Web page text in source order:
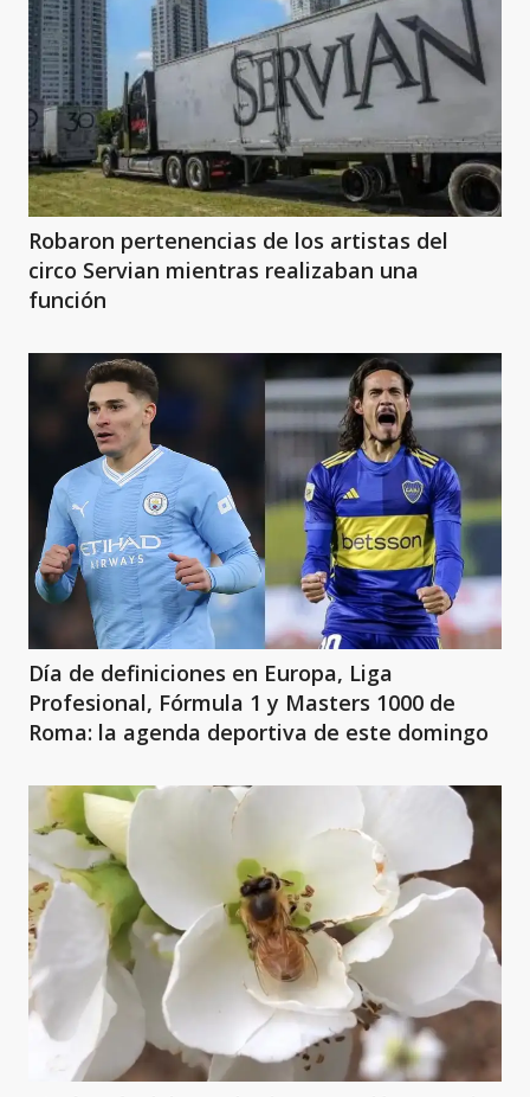
Robaron pertenencias de los artistas del
circo Servian mientras realizaban una
función
Día de definiciones en Europa, Liga
Profesional, Fórmula 1 y Masters 1000 de
Roma: la agenda deportiva de este domingo